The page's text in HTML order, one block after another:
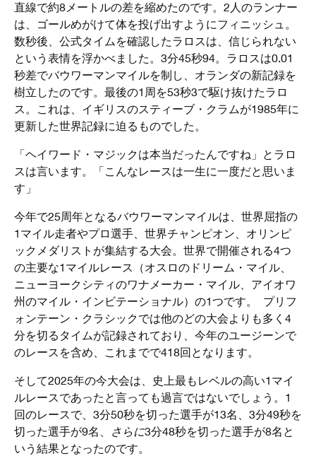
直線で約8メートルの差を縮めたのです。2人のランナー
は、ゴールめがけて体を投げ出すようにフィニッシュ。
数秒後、公式タイムを確認したラロスは、信じられない
という表情を浮かべました。3分45秒94。ラロスは0.01
秒差でバウワーマンマイルを制し、オランダの新記録を
樹立したのです。最後の1周を53秒3で駆け抜けたラロ
ス。これは、イギリスのスティーブ・クラムが1985年に
更新した世界記録に迫るものでした。
「ヘイワード・マジックは本当だったんですね」とラロ
スは言います。「こんなレースは一生に一度だと思いま
す」
今年で25周年となるバウワーマンマイルは、世界屈指の
1マイル走者やプロ選手、世界チャンピオン、オリンピ
ックメダリストが集結する大会。世界で開催される4つ
の主要な1マイルレース（オスロのドリーム・マイル、
ニューヨークシティのワナメーカー・マイル、アイオワ
州のマイル・インビテーショナル）の1つです。 プリフ
ォンテーン・クラシックでは他のどの大会よりも多く4
分を切るタイムが記録されており、今年のユージーンで
のレースを含め、これまでで418回となります。
そして2025年の今大会は、史上最もレベルの高い1マイ
ルレースであったと言っても過言ではないでしょう。1
回のレースで、3分50秒を切った選手が13名、3分49秒を
切った選手が9名、
さらに3分48秒を切った選手が8名と
いう結果となったのです。